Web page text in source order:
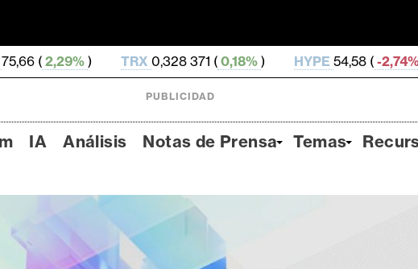
TRX0,328 371 ( 0,18%) HYPE54,58 (-2,74%) DOGE0,070
PUBLICIDAD
IA Análisis Notas de Prensa Temas